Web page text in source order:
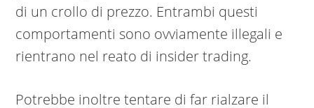
di un crollo di prezzo. Entrambi questi
comportamenti sono ovviamente illegali e
rientrano nel reato di insider trading.
Potrebbe inoltre tentare di far rialzare il